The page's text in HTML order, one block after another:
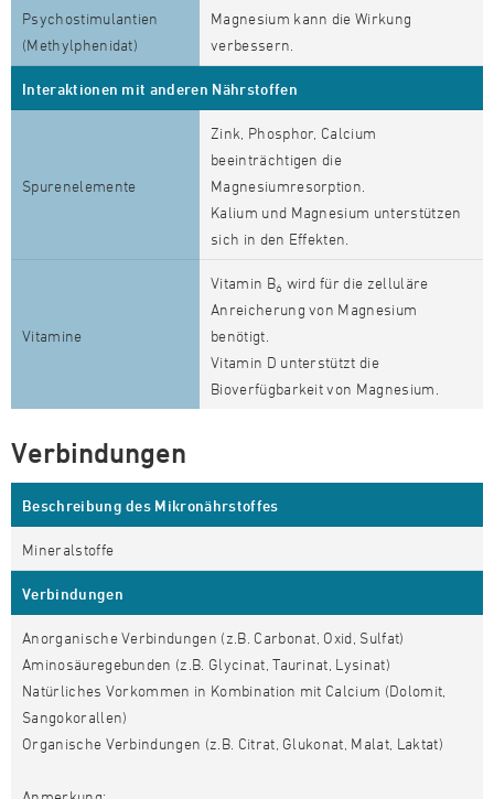
Psychostimulantien
(Methylphenidat)
Magnesium kann die Wirkung
verbessern.
Interaktionen mit anderen Nährstoffen
Spurenelemente
Zink, Phosphor, Calcium
beeinträchtigen die
Magnesiumresorption.
Kalium und Magnesium unterstützen
sich in den Effekten.
Vitamine
Vitamin B6 wird für die zelluläre
Anreicherung von Magnesium
benötigt.
Vitamin D unterstützt die
Bioverfügbarkeit von Magnesium.
Verbindungen
Beschreibung des Mikronährstoffes
Mineralstoffe
Verbindungen
Anorganische Verbindungen (z.B. Carbonat, Oxid, Sulfat)
Aminosäuregebunden (z.B. Glycinat, Taurinat, Lysinat)
Natürliches Vorkommen in Kombination mit Calcium (Dolomit,
Sangokorallen)
Organische Verbindungen (z.B. Citrat, Glukonat, Malat, Laktat)